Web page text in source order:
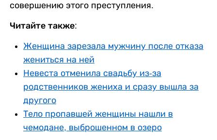
совершению этого преступления.
Читайте также:
Женщина зарезала мужчину после отказа
жениться на ней
Невеста отменила свадьбу из-за
родственников жениха и сразу вышла за
другого
Тело пропавшей женщины нашли в
чемодане, выброшенном в озеро